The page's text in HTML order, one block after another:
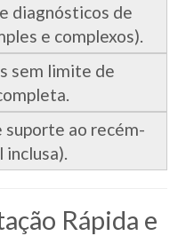
diagnósticos de
e complexos).
sem limite de
suporte ao recém-
Rápida e